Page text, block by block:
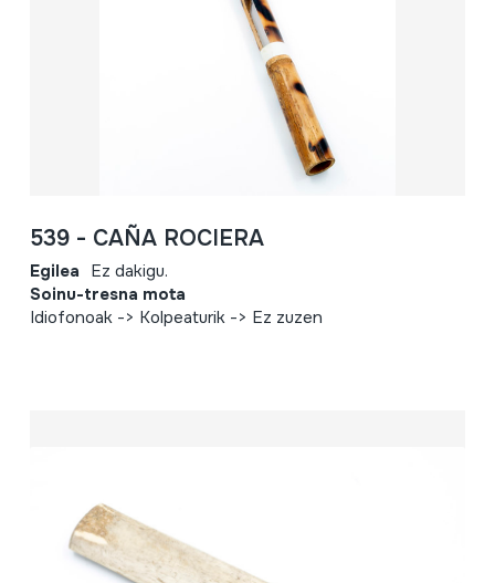
539 - CAÑA ROCIERA
Egilea Ez dakigu.
Soinu-tresna mota
Idiofonoak -> Kolpeaturik -> Ez zuzen